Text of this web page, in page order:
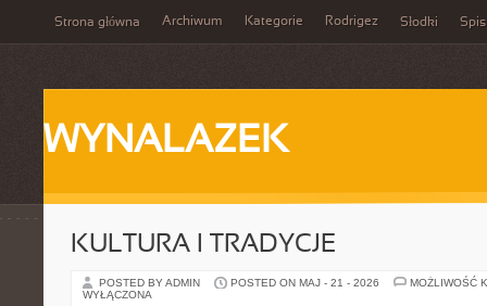
Strona główna Archiwum Kategorie Rodrigez Słodki Spis
WYNALAZEK
KULTURA I TRADYCJE
POSTED BY ADMIN POSTED ON MAJ - 21 - 2026
MOŻLIWOŚĆ
WYŁĄCZONA